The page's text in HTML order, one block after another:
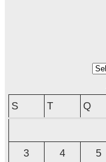
A
v
S
T Q
3
4 5